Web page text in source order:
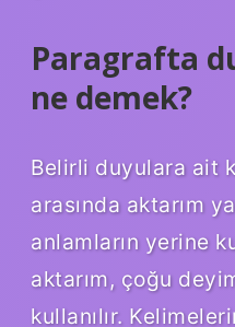
Paragrafta
ne demek?
Belirli duyulara ait
arasında aktarım
anlamların yerine
aktarım, çoğu
kullanılır.